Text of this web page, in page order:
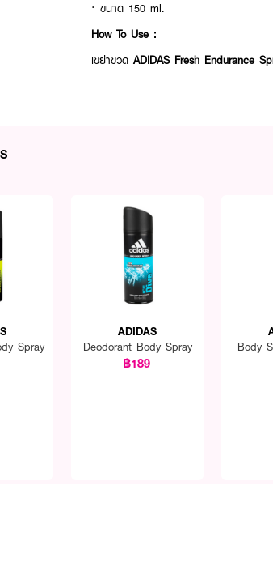
· ขนาด 150 ml.
How To Use :
เขย่าขวด ADIDAS Fresh Endurance
Spray
ADIDAS
Deodorant Body Spray
฿189
Body